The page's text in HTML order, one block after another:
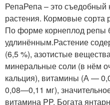
РепаРепа – это съедобный
растения. Кормовые сорта
По форме корнеплод репы
удлинённым.Растение
(6,5 %), азотистые
минеральные соли (в нём
кальция), витамины (А —
0,08—0,11 мг),
витамина PP. Богата